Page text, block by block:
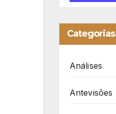
Categorias
Análises
Antevisões